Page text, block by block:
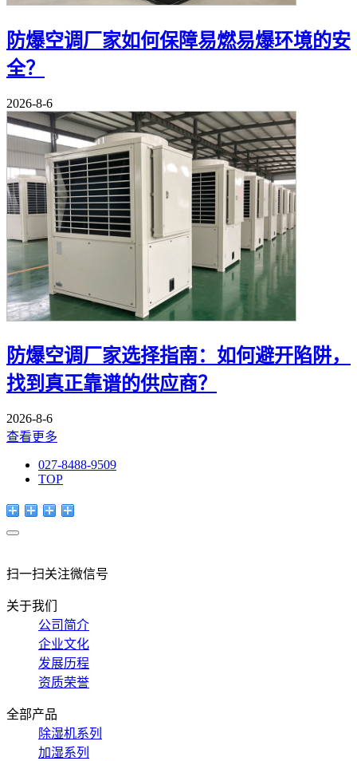
防爆空调厂家如何保障易燃易爆环境的安
全？
2026-8-6
防爆空调厂家选择指南：如何避开陷阱，
找到真正靠谱的供应商？
2026-8-6
查看更多
027-8488-9509
TOP
扫一扫关注微信号
关于我们
公司简介
企业文化
发展历程
资质荣誉
全部产品
除湿机系列
加湿系列